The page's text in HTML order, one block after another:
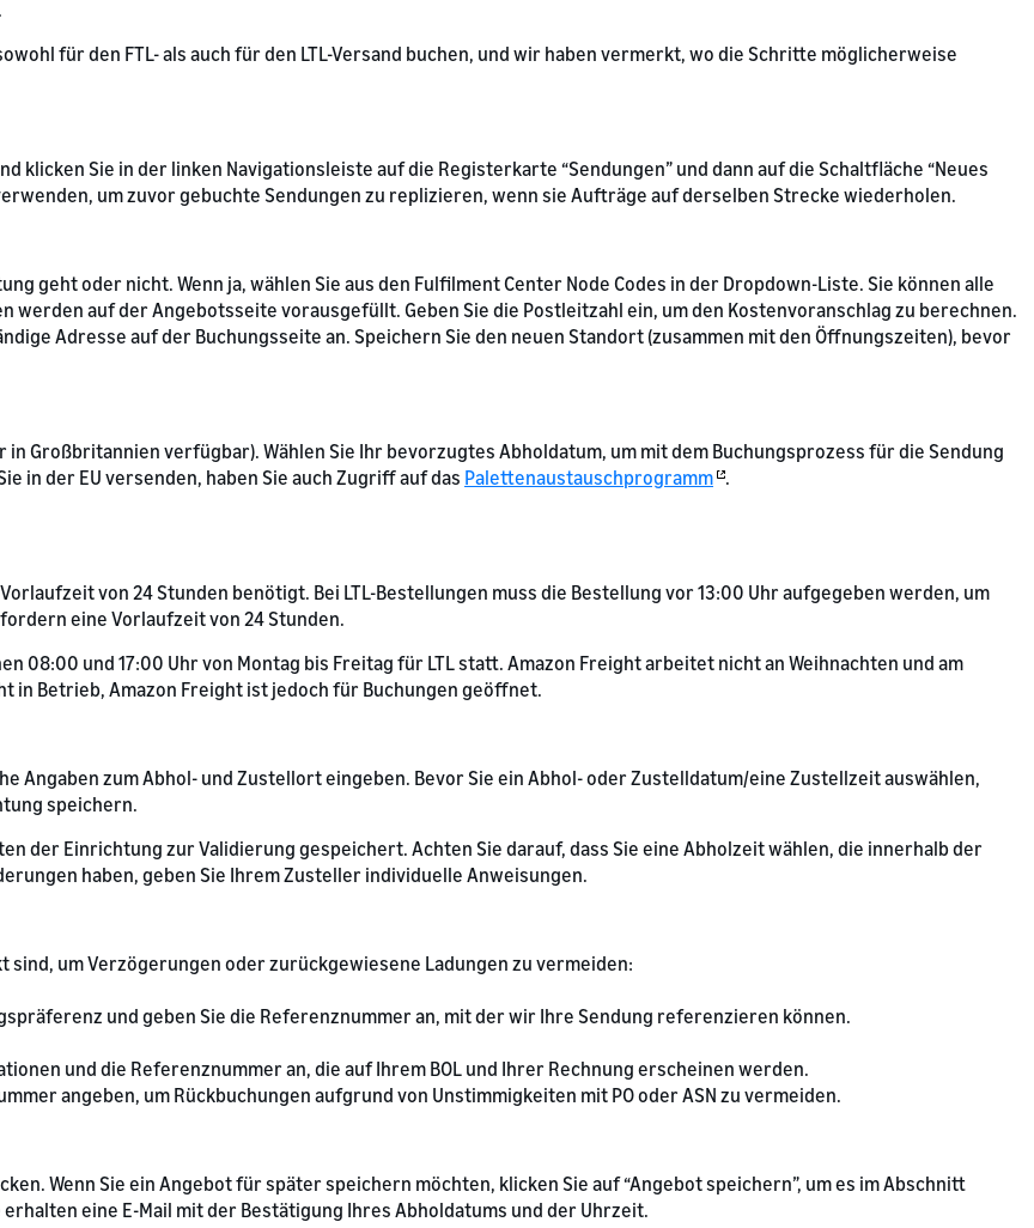
für den FTL- als auch für den LTL-Versand buchen, und wir haben vermerkt, wo die Schritte möglicherweise
klicken Sie in der linken Navigationsleiste auf die Registerkarte “Sendungen” und dann auf die Schaltfläche “Neues
um zuvor gebuchte Sendungen zu replizieren, wenn sie Aufträge auf derselben Strecke wiederholen.
geht oder nicht. Wenn ja, wählen Sie aus den Fulfilment Center Node Codes in der Dropdown-Liste. Sie können alle
werden auf der Angebotsseite vorausgefüllt. Geben Sie die Postleitzahl ein, um den Kostenvoranschlag zu berechnen.
Adresse auf der Buchungsseite an. Speichern Sie den neuen Standort (zusammen mit den Öffnungszeiten), bevor
in Großbritannien verfügbar). Wählen Sie Ihr bevorzugtes Abholdatum, um mit dem Buchungsprozess für die Sendung
in der EU versenden, haben Sie auch Zugriff auf das Palettenaustauschprogramm .
von 24 Stunden benötigt. Bei LTL-Bestellungen muss die Bestellung vor 13:00 Uhr aufgegeben werden, um
eine Vorlaufzeit von 24 Stunden.
08:00 und 17:00 Uhr von Montag bis Freitag für LTL statt. Amazon Freight arbeitet nicht an Weihnachten und am
in Betrieb, Amazon Freight ist jedoch für Buchungen geöffnet.
Angaben zum Abhol- und Zustellort eingeben. Bevor Sie ein Abhol- oder Zustelldatum/eine Zustellzeit auswählen,
speichern.
der Einrichtung zur Validierung gespeichert. Achten Sie darauf, dass Sie eine Abholzeit wählen, die innerhalb der
haben, geben Sie Ihrem Zusteller individuelle Anweisungen.
um Verzögerungen oder zurückgewiesene Ladungen zu vermeiden:
und geben Sie die Referenznummer an, mit der wir Ihre Sendung referenzieren können.
und die Referenznummer an, die auf Ihrem BOL und Ihrer Rechnung erscheinen werden.
angeben, um Rückbuchungen aufgrund von Unstimmigkeiten mit PO oder ASN zu vermeiden.
Wenn Sie ein Angebot für später speichern möchten, klicken Sie auf “Angebot speichern”, um es im Abschnitt
eine E-Mail mit der Bestätigung Ihres Abholdatums und der Uhrzeit.